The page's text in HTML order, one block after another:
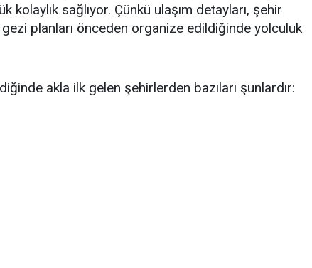
kolaylık sağlıyor. Çünkü ulaşım detayları, şehir
planları önceden organize edildiğinde yolculuk
akla ilk gelen şehirlerden bazıları şunlardır: